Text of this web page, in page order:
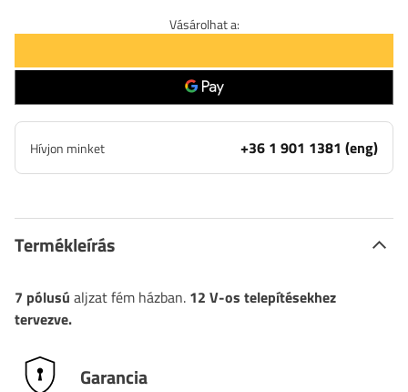
Vásárolhat a:
Hívjon minket +36 1 901 1381 (eng)
Termékleírás
7 pólusú aljzat fém házban. 12 V-os telepítésekhez
tervezve.
Garancia